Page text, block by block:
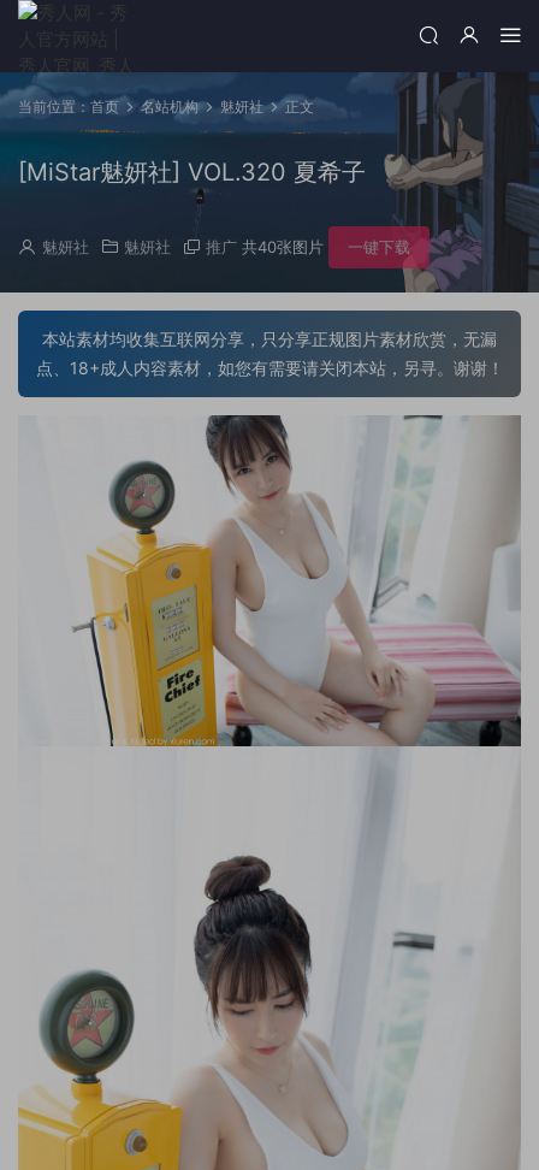
当前位置： 首页 名站机构 魅妍社 正文
[MiStar魅妍社] VOL.320 夏希子
魅妍社 魅妍社 推广 共40张图片 一键下载
本站素材均收集互联网分享，只分享正规图片素材欣赏，无漏
点、18+成人内容素材，如您有需要请关闭本站，另寻。谢谢！